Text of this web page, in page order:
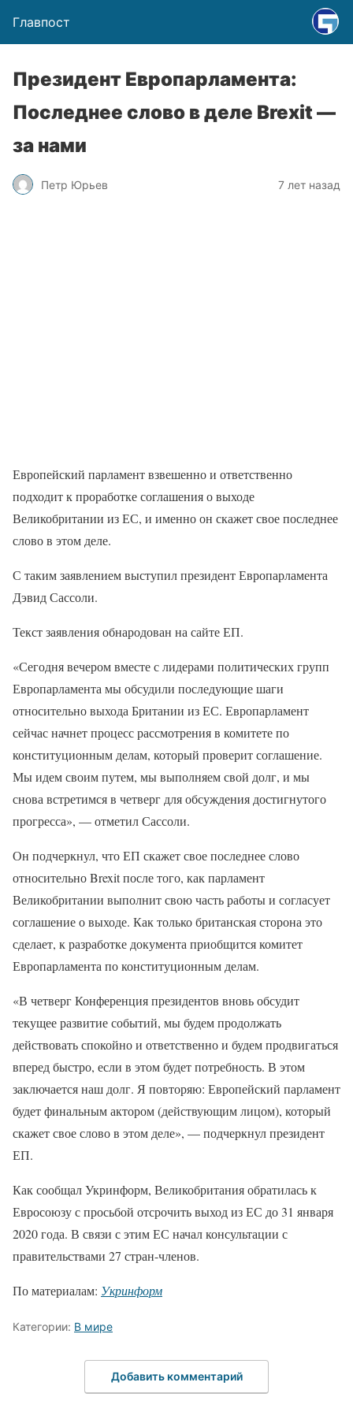
Главпост
Президент Европарламента:
Последнее слово в деле Brexit —
за нами
Петр Юрьев 7 лет назад
Европейский парламент взвешенно и ответственно
подходит к проработке соглашения о выходе
Великобритании из ЕС, и именно он скажет свое последнее
слово в этом деле.
С таким заявлением выступил президент Европарламента
Дэвид Сассоли.
Текст заявления обнародован на сайте ЕП.
«Сегодня вечером вместе с лидерами политических групп
Европарламента мы обсудили последующие шаги
относительно выхода Британии из ЕС. Европарламент
сейчас начнет процесс рассмотрения в комитете по
конституционным делам, который проверит соглашение.
Мы идем своим путем, мы выполняем свой долг, и мы
снова встретимся в четверг для обсуждения достигнутого
прогресса», — отметил Сассоли.
Он подчеркнул, что ЕП скажет свое последнее слово
относительно Brexit после того, как парламент
Великобритании выполнит свою часть работы и согласует
соглашение о выходе. Как только британская сторона это
сделает, к разработке документа приобщится комитет
Европарламента по конституционным делам.
«В четверг Конференция президентов вновь обсудит
текущее развитие событий, мы будем продолжать
действовать спокойно и ответственно и будем продвигаться
вперед быстро, если в этом будет потребность. В этом
заключается наш долг. Я повторяю: Европейский парламент
будет финальным актором (действующим лицом), который
скажет свое слово в этом деле», — подчеркнул президент
ЕП.
Как сообщал Укринформ, Великобритания обратилась к
Евросоюзу с просьбой отсрочить выход из ЕС до 31 января
2020 года. В связи с этим ЕС начал консультации с
правительствами 27 стран-членов.
По материалам: Укринформ
Категории: В мире
Добавить комментарий